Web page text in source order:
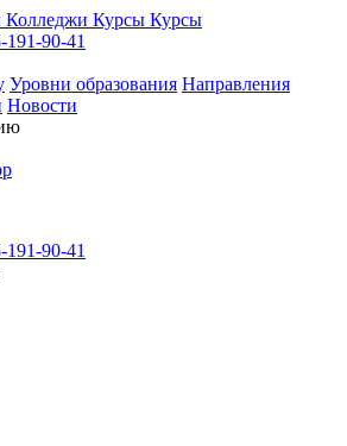
Колледжи Курсы Курсы
191-90-41
Уровни образования Направления
Новости
191-90-41